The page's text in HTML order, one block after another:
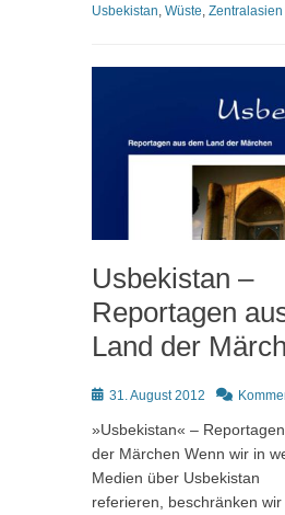
Usbekistan, Wüste, Zentralasien
Usbekistan –
Reportagen
Land der
Posted
31. August 2012
»Usbekistan« –
der Märchen Wenn wir in
Medien über Usbekistan
referieren, beschränken